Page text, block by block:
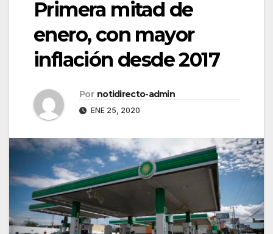
Primera mitad de
enero, con mayor
inflación desde 2017
Por notidirecto-admin
ENE 25, 2020